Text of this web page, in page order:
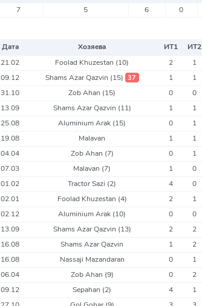
7 5 6 0
Дата Хозяева ИТ1 ИТ2
21.02 Foolad Khuzestan (10) 2 1
09.12 Shams Azar Qazvin (15) 37 1 1
31.10 Zob Ahan (15) 0 0
13.09 Shams Azar Qazvin (11) 1 1
25.08 Aluminium Arak (15) 0 1
19.08 Malavan 1 1
04.04 Zob Ahan (7) 0 1
07.03 Malavan (7) 1 0
01.02 Tractor Sazi (2) 4 0
02.01 Foolad Khuzestan (4) 2 1
02.12 Aluminium Arak (10) 0 0
13.09 Shams Azar Qazvin (13) 2 2
16.08 Shams Azar Qazvin 1 2
16.08 Nassaji Mazandaran 0 1
06.04 Zob Ahan (9) 0 2
09.12 Sepahan (2) 4 1